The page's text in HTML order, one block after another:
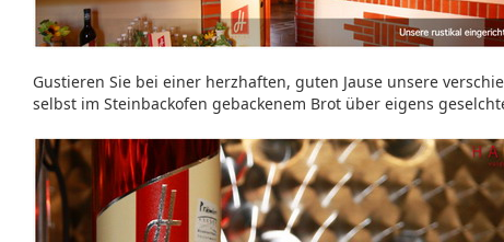
Gustieren Sie bei einer herzhaften, guten Jause unsere
selbst im Steinbackofen gebackenem Brot über eigens